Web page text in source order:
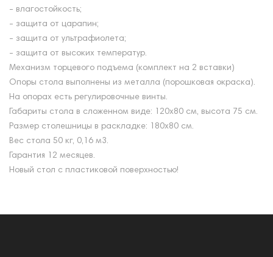
- влагостойкость;
- защита от царапин;
- защита от ультрафиолета;
- защита от высоких температур.
Механизм торцевого подъема (комплект на 2 вставки)
Опоры стола выполнены из металла (порошковая окраска).
На опорах есть регулировочные винты.
Габариты стола в сложенном виде: 120х80 см, высота 75 см.
Размер столешницы в раскладке: 180х80 см.
Вес стола 50 кг, 0,16 м3.
Гарантия 12 месяцев.
Новый стол с пластиковой поверхностью!